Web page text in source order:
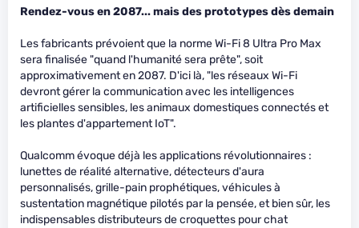
Rendez-vous en 2087... mais des prototypes dès demain
Les fabricants prévoient que la norme Wi-Fi 8 Ultra Pro Max
sera finalisée "quand l'humanité sera prête", soit
approximativement en 2087. D'ici là, "les réseaux Wi-Fi
devront gérer la communication avec les intelligences
artificielles sensibles, les animaux domestiques connectés et
les plantes d'appartement IoT".
Qualcomm évoque déjà les applications révolutionnaires :
lunettes de réalité alternative, détecteurs d'aura
personnalisés, grille-pain prophétiques, véhicules à
sustentation magnétique pilotés par la pensée, et bien sûr, les
indispensables distributeurs de croquettes pour chat